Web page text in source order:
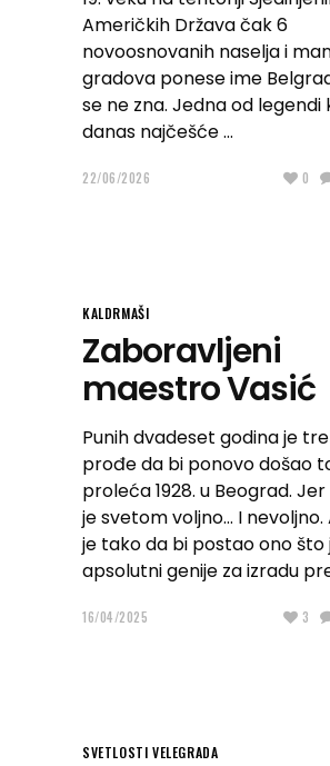
Američkih Država čak 6
novoosnovanih naselja i
gradova ponese ime
se ne zna. Jedna od legendi
danas najčešće
22/06/2026 0
KALDRMAŠI
Zaboravljeni
maestro Vasić
Punih dvadeset godina je
prođe da bi ponovo došao
proleća 1928. u Beograd.
je svetom voljno… I
je tako da bi postao ono što
apsolutni genije za izradu
16/04/2025 3
SVETLOSTI VELEGRADA